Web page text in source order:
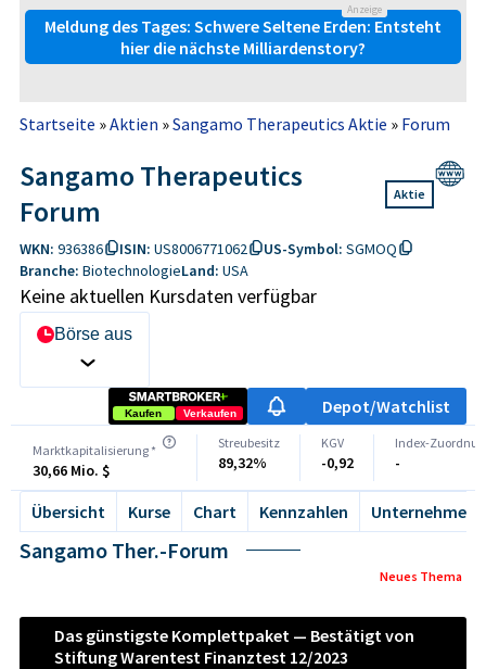
Anzeige
Meldung des Tages: Schwere Seltene Erden: Entsteht
hier die nächste Milliardenstory?
Startseite »Aktien »Sangamo Therapeutics Aktie » Forum
Sangamo Therapeutics
Forum
Aktie
WKN: 936386 ISIN: US8006771062 US-Symbol: SGMOQ
Branche: BiotechnologieLand: USA
Keine aktuellen Kursdaten verfügbar
Börse auswählen
Kaufen Verkaufen Depot/Watchlist
Marktkapitalisierung *
30,66 Mio. $
Streubesitz
89,32%
KGV
-0,92
Index-
-
Übersicht Kurse Chart Kennzahlen Unternehmen
Sangamo Ther.-Forum
Neues Thema
Das günstigste Komplettpaket — Bestätigt von
Stiftung Warentest Finanztest 12/2023